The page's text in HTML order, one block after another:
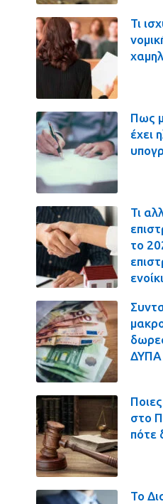
Τι
Πως
έχει
Τι
το
ΔΥΠΑ
στο
πότε
Το